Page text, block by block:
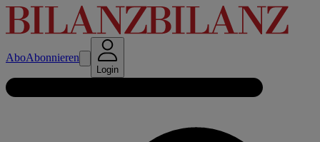
AboAbonnieren
Login